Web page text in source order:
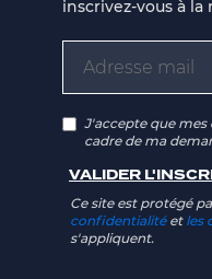
inscrivez-vous à
J'accepte que mes
cadre de ma
Ce site est protégé
confidentialitéet les
s'appliquent.